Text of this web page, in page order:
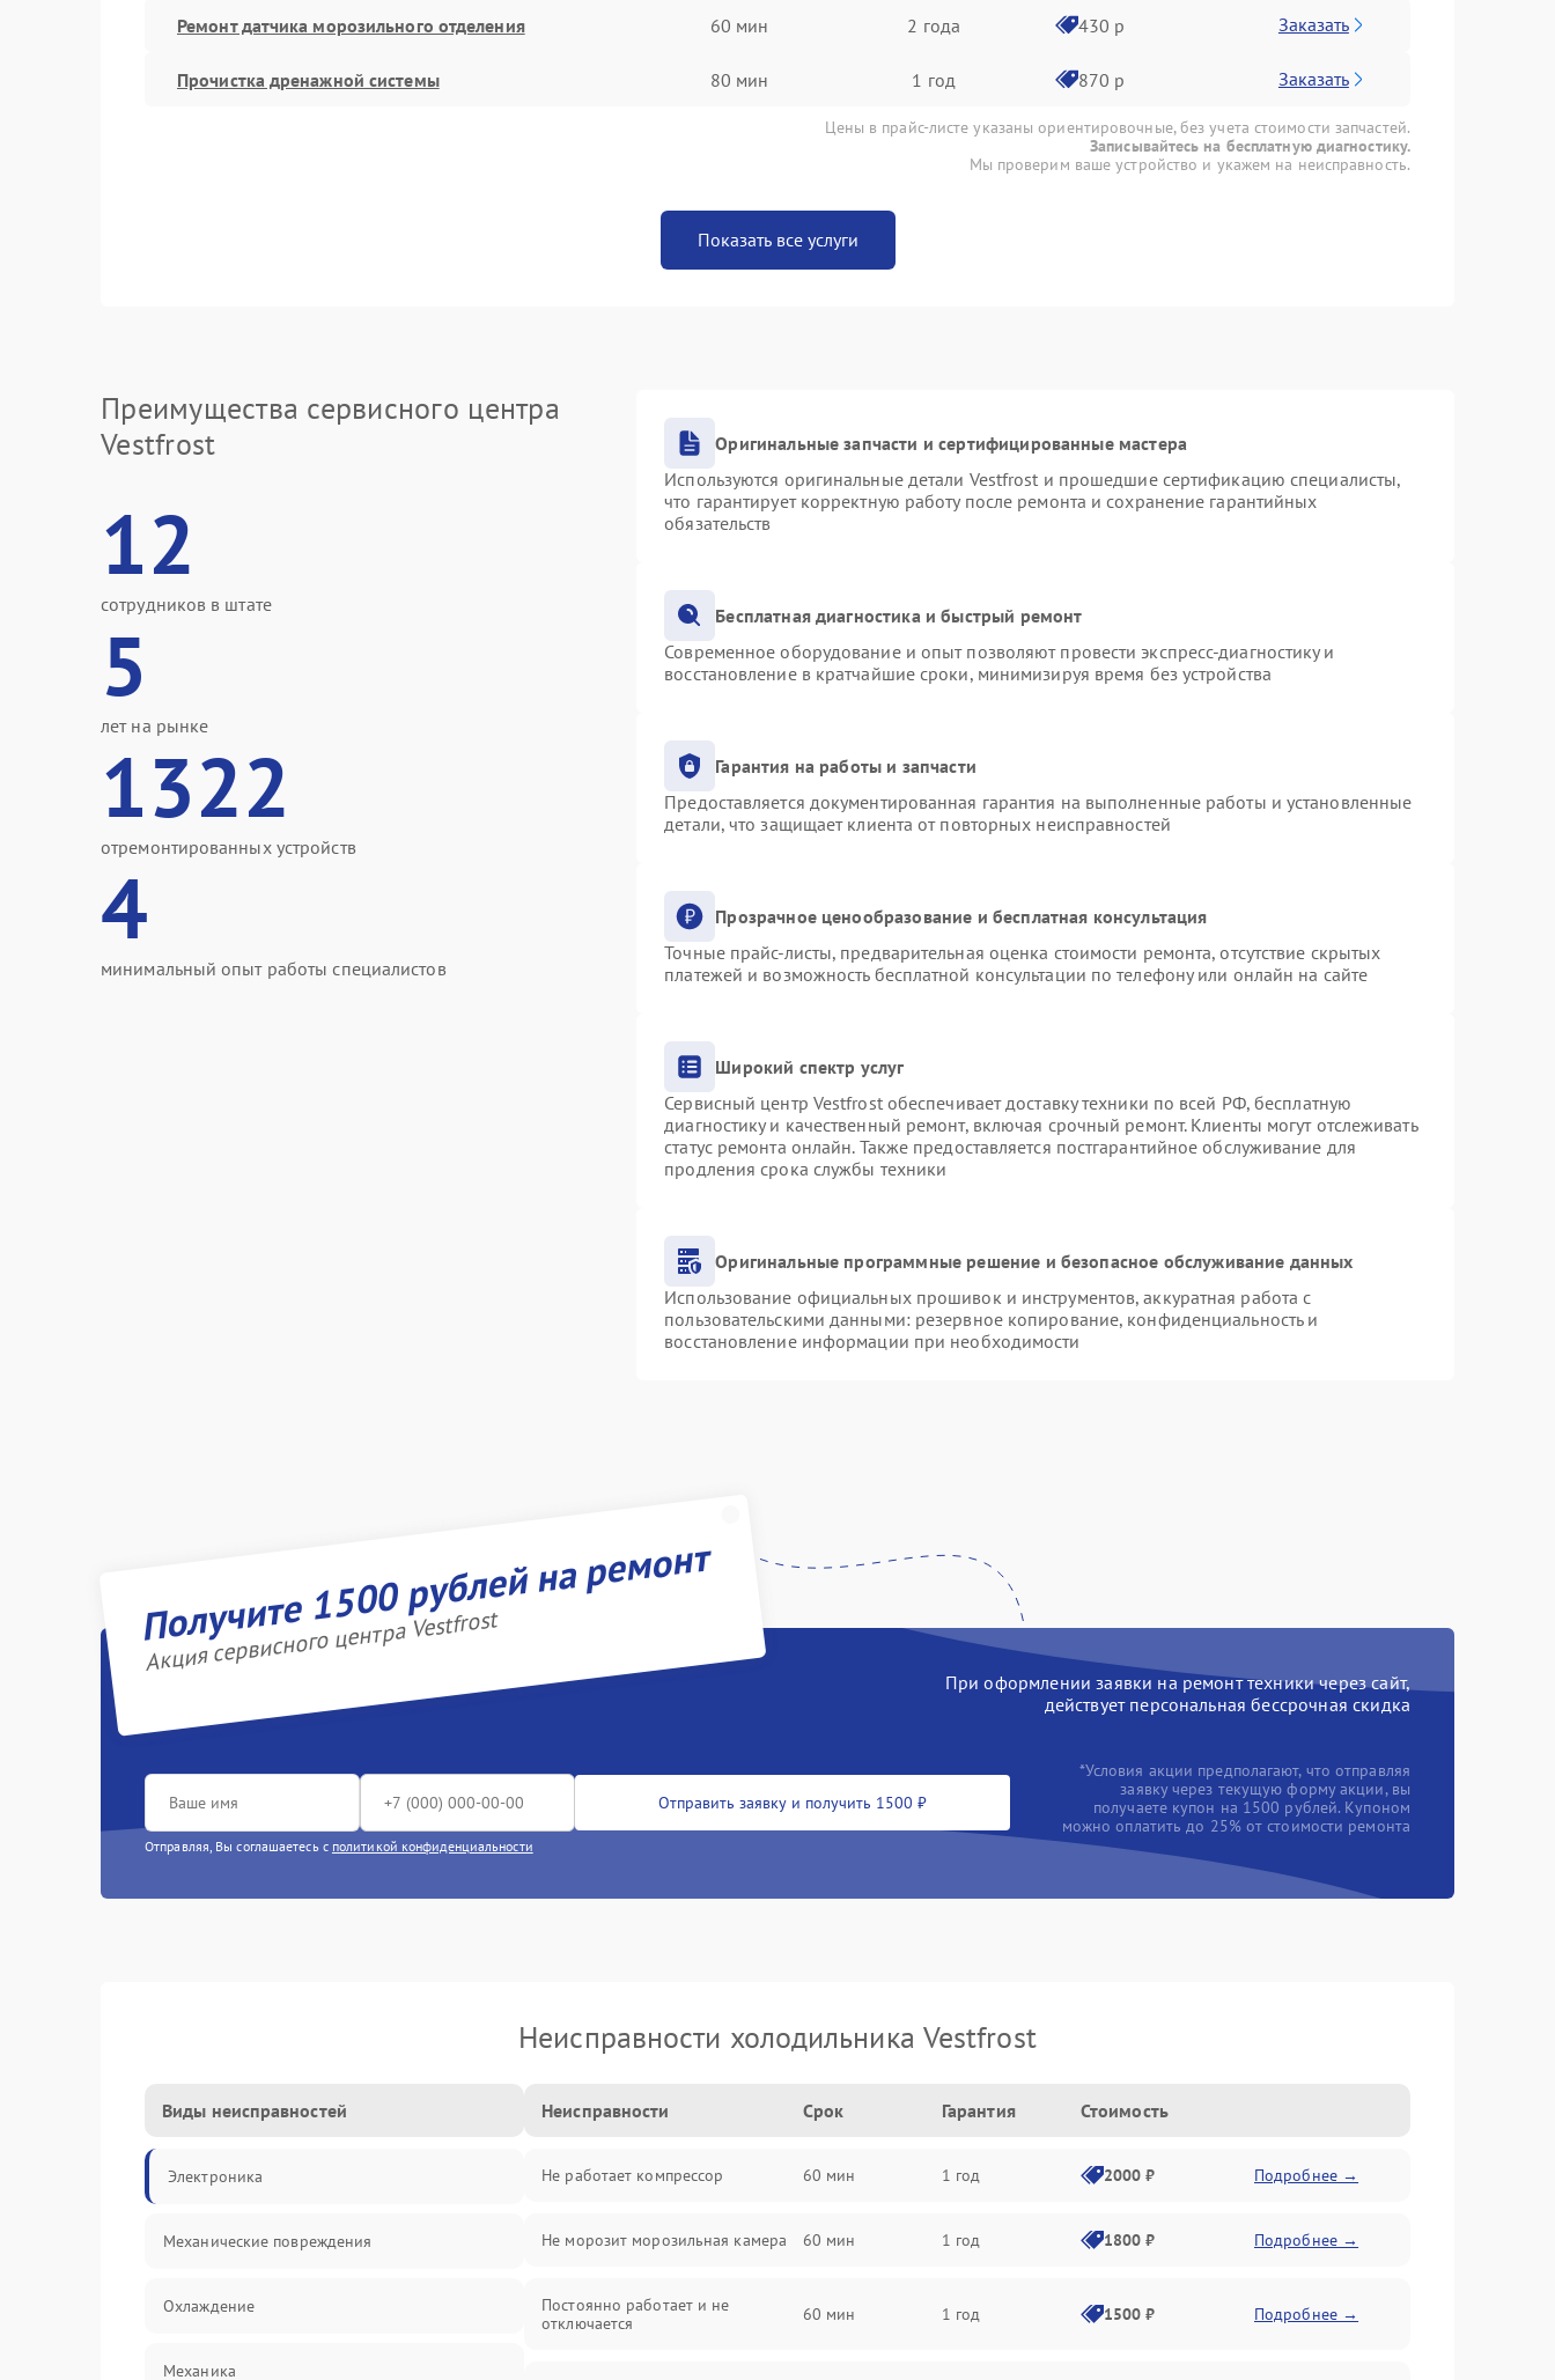
Ремонт датчика морозильного отделения 60 мин 2 года 430 р Заказать
Прочистка дренажной системы 80 мин 1 год 870 р Заказать
Цены в прайс-листе указаны ориентировочные, без учета стоимости запчастей.
Записывайтесь на бесплатную диагностику.
Мы проверим ваше устройство и укажем на неисправность.
Показать все услуги
Преимущества сервисного центра
Vestfrost
12
сотрудников в штате
5
лет на рынке
1322
отремонтированных устройств
4
минимальный опыт работы специалистов
Оригинальные запчасти и сертифицированные мастера
Используются оригинальные детали Vestfrost и прошедшие сертификацию специалисты,
что гарантирует корректную работу после ремонта и сохранение гарантийных
обязательств
Бесплатная диагностика и быстрый ремонт
Современное оборудование и опыт позволяют провести экспресс-диагностику и
восстановление в кратчайшие сроки, минимизируя время без устройства
Гарантия на работы и запчасти
Предоставляется документированная гарантия на выполненные работы и установленные
детали, что защищает клиента от повторных неисправностей
Прозрачное ценообразование и бесплатная консультация
Точные прайс-листы, предварительная оценка стоимости ремонта, отсутствие скрытых
платежей и возможность бесплатной консультации по телефону или онлайн на сайте
Широкий спектр услуг
Сервисный центр Vestfrost обеспечивает доставку техники по всей РФ, бесплатную
диагностику и качественный ремонт, включая срочный ремонт. Клиенты могут отслеживать
статус ремонта онлайн. Также предоставляется постгарантийное обслуживание для
продления срока службы техники
Оригинальные программные решение и безопасное обслуживание данных
Использование официальных прошивок и инструментов, аккуратная работа с
пользовательскими данными: резервное копирование, конфиденциальность и
восстановление информации при необходимости
Получите 1500 рублей на ремонт
Акция сервисного центра Vestfrost
При оформлении заявки на ремонт техники через сайт,
действует персональная бессрочная скидка
Отправить заявку и получить 1500 ₽
Отправляя, Вы соглашаетесь с политикой конфиденциальности
*Условия акции предполагают, что отправляя
заявку через текущую форму акции, вы
получаете купон на 1500 рублей. Купоном
можно оплатить до 25% от стоимости ремонта
Неисправности холодильника Vestfrost
Виды неисправностей
Электроника
Механические повреждения
Охлаждение
Механика
Неисправности Срок Гарантия Стоимость
Не работает компрессор 60 мин 1 год 2000 ₽ Подробнее →
Не морозит морозильная камера 60 мин 1 год 1800 ₽ Подробнее →
Постоянно работает и не
отключается
60 мин 1 год 1500 ₽ Подробнее →